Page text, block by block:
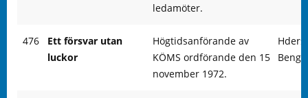
ledamöter.
476
Ett försvar utan
luckor
Högtidsanförande av
KÖMS ordförande den 15
november 1972.
Bengt